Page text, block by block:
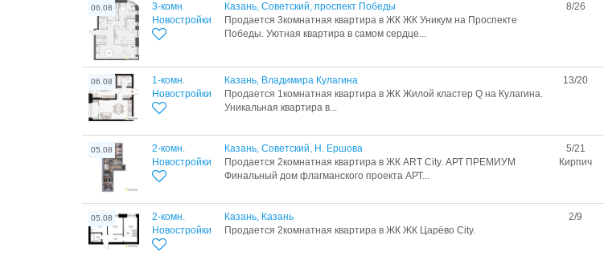
06.08
3-комн.
Новостройки
Казань, Советский, проспект Победы
Продается 3комнатная квартира в ЖК ЖК Уникум на Проспекте
Победы. Уютная квартира в самом сердце...
8/26
06.08
1-комн.
Новостройки
Казань, Владимира Кулагина
Продается 1комнатная квартира в ЖК Жилой кластер Q на Кулагина.
Уникальная квартира в...
13/20
05.08
2-комн.
Новостройки
Казань, Советский, Н. Ершова
Продается 2комнатная квартира в ЖК ART City. АРТ ПРЕМИУМ
Финальный дом флагманского проекта АРТ...
5/21
Кирпич
05.08
2-комн.
Новостройки
Казань, Казань
Продается 2комнатная квартира в ЖК ЖК Царёво City.
2/9